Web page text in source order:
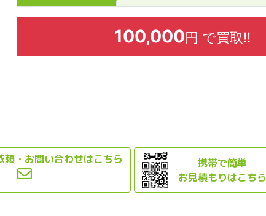
100,000円 で買取!!
頼・お問い合わせはこちら
携帯で簡単
お見積もりはこちら